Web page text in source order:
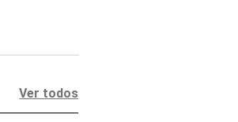
Ver todos